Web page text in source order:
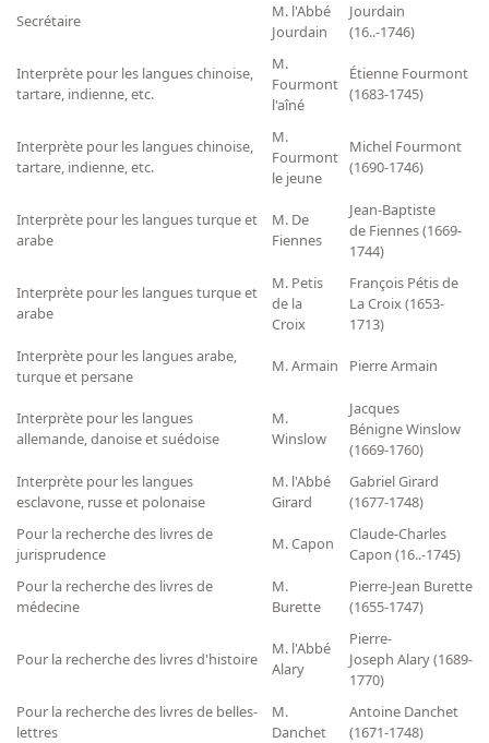
Publications
Guides des sources publiés
Ouvrages et documents sur la BnF numérisés dans Gallica
Revue de la Bibliothèque nationale de France
Directeurs de la Bibliothèque nationale du XIVe siècle à nos jours
Implantations de la Bibliothèque nationale de France
La Bibliothèque nationale de France à livre ouvert
Richelieu, Bibliothèques - Musée - Galeries
Gallica - Son histoire
Dépôt de la Commission de récupération artistique
Appels
Appel à chercheurs : bourse Comité d’histoire de la BnF
Appel à projets
Faire une suggestion de recherche
Fournir un témoignage et/ou un document
Secrétaire
M. l'Abbé
Jourdain
Jourdain
(16..-1746)
Interprète pour les langues chinoise,
tartare, indienne, etc.
M.
Fourmont
l'aîné
Étienne Fourmont
(1683-1745)
Interprète pour les langues chinoise,
tartare, indienne, etc.
M.
Fourmont
le jeune
Michel Fourmont
(1690-1746)
Interprète pour les langues turque et
arabe
M. De
Fiennes
Jean-Baptiste
de Fiennes (1669-
1744)
Interprète pour les langues turque et
arabe
M. Petis
de la
Croix
François Pétis de
La Croix (1653-
1713)
Interprète pour les langues arabe,
turque et persane
M. Armain Pierre Armain
Interprète pour les langues
allemande, danoise et suédoise
M.
Winslow
Jacques
Bénigne Winslow
(1669-1760)
Interprète pour les langues
esclavone, russe et polonaise
M. l'Abbé
Girard
Gabriel Girard
(1677-1748)
Pour la recherche des livres de
jurisprudence
M. Capon
Claude-Charles
Capon (16..-1745)
Pour la recherche des livres de
médecine
M.
Burette
Pierre-Jean Burette
(1655-1747)
Pour la recherche des livres d'histoire
M. l'Abbé
Alary
Pierre-
Joseph Alary (1689-
1770)
Pour la recherche des livres de belles-
lettres
M.
Danchet
Antoine Danchet
(1671-1748)